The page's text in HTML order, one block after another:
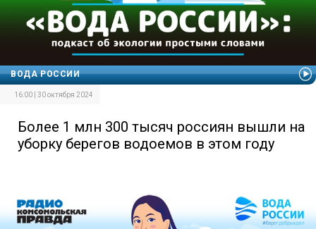
ВОДА РОССИИ
16:00 | 30 октября 2024
Более 1 млн 300 тысяч россиян вышли на
уборку берегов водоемов в этом году